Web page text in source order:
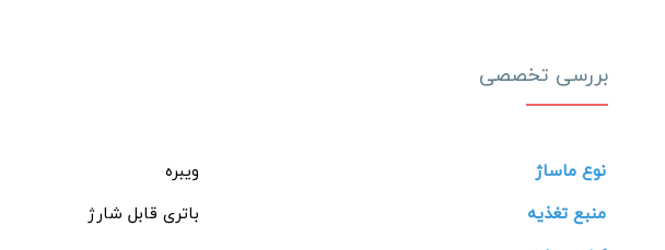
بررسی تخصصی
نوع ماساژ
ویبره
منبع تغذیه
باتری قابل شارژ